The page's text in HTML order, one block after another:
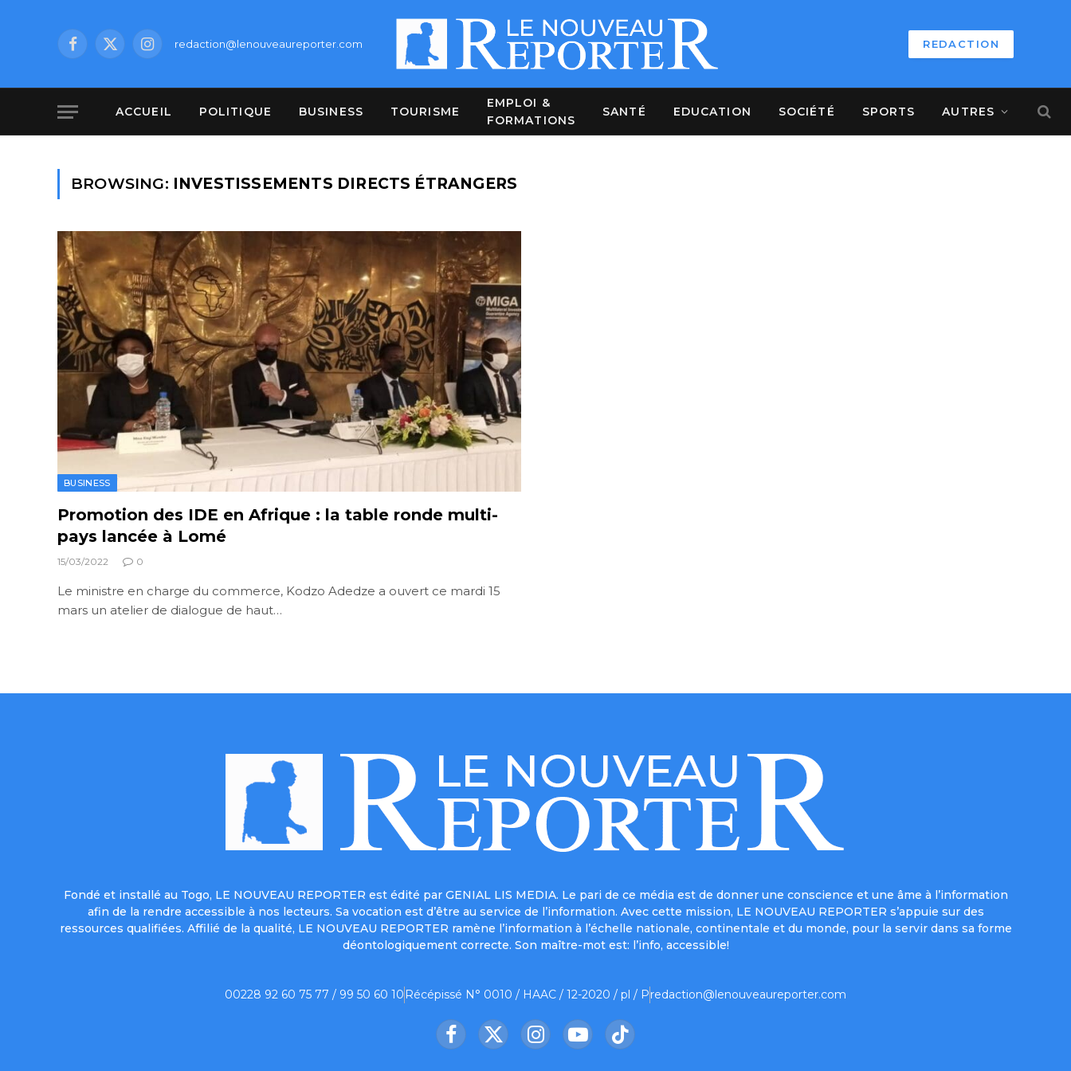
Facebook
X
Instagramredaction@lenouveaureporter.com REDACTION
ACCUEIL POLITIQUE BUSINESS TOURISME
EMPLOI &
FORMATIONS
SANTÉ EDUCATION SOCIÉTÉ SPORTS AUTRES
BROWSING: INVESTISSEMENTS DIRECTS ÉTRANGERS
BUSINESS
Promotion des IDE en Afrique : la table ronde multi-
pays lancée à Lomé
15/03/2022 0
Le ministre en charge du commerce, Kodzo Adedze a ouvert ce mardi 15
mars un atelier de dialogue de haut…
Fondé et installé au Togo, LE NOUVEAU REPORTER est édité par GENIAL LIS MEDIA. Le pari de ce média est de donner une conscience et une âme à l’information
afin de la rendre accessible à nos lecteurs. Sa vocation est d’être au service de l’information. Avec cette mission, LE NOUVEAU REPORTER s’appuie sur des
ressources qualifiées. Affilié de la qualité, LE NOUVEAU REPORTER ramène l’information à l’échelle nationale, continentale et du monde, pour la servir dans sa forme
déontologiquement correcte. Son maître-mot est: l’info, accessible!
00228 92 60 75 77 / 99 50 60 10 Récépissé N° 0010 / HAAC / 12-2020 / pl / Predaction@lenouveaureporter.com
Facebook
X
InstagramYouTubeTikTok